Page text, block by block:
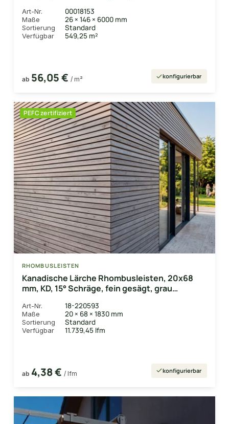
Art-Nr. 00018153
Maße 26 × 146 × 6000 mm
Sortierung Standard
Verfügbar 549,25 m²
ab 56,05 € / m² konfigurierbar
PEFC zertifiziert
RHOMBUSLEISTEN
Kanadische Lärche Rhombusleisten, 20x68
mm, KD, 15° Schräge, fein gesägt, grau
keine Sichtseite
Art-Nr. 18-220593
Maße 20 × 68 × 1830 mm
Sortierung Standard
Verfügbar 11.739,45 lfm
ab 4,38 € / lfm konfigurierbar